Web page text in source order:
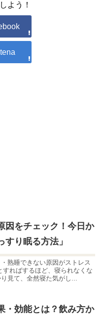
よう！
因をチェック！今日か
すり眠る方法」
熟睡できない原因がストレス
すればするほど、寝られなくな
見て、全然寝た気がし...
・効能とは？飲み方か